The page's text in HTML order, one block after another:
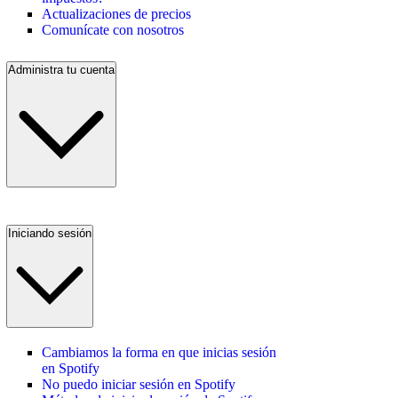
Actualizaciones de precios
Comunícate con nosotros
Administra tu cuenta
Iniciando sesión
Cambiamos la forma en que inicias sesión
en Spotify
No puedo iniciar sesión en Spotify